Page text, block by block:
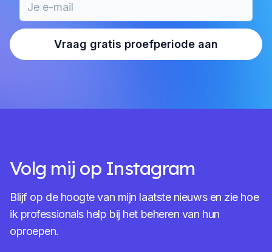
Vraag gratis proefperiode aan
Volg mij op Instagram
Blijf op de hoogte van mijn laatste nieuws en zie hoe
ik professionals help bij het beheren van hun
oproepen.